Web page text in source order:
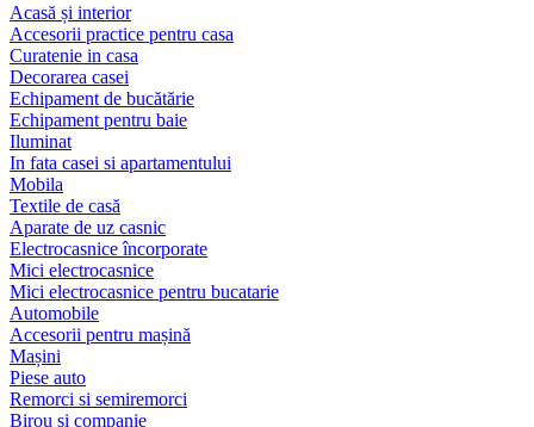
Acasă și interior
Accesorii practice pentru casa
Curatenie in casa
Decorarea casei
Echipament de bucătărie
Echipament pentru baie
Iluminat
In fata casei si apartamentului
Mobila
Textile de casă
Aparate de uz casnic
Electrocasnice încorporate
Mici electrocasnice
Mici electrocasnice pentru bucatarie
Automobile
Accesorii pentru mașină
Mașini
Piese auto
Remorci si semiremorci
Birou și companie